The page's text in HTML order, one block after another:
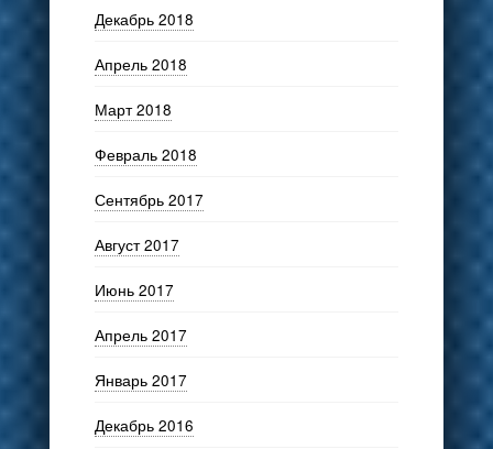
Декабрь 2018
Апрель 2018
Март 2018
Февраль 2018
Сентябрь 2017
Август 2017
Июнь 2017
Апрель 2017
Январь 2017
Декабрь 2016